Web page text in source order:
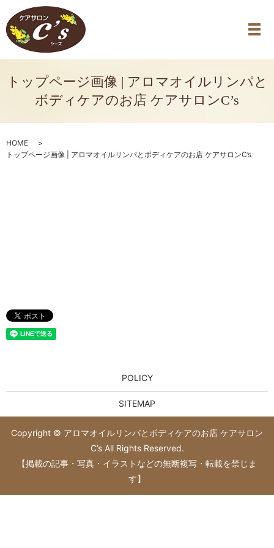
トップページ画像 | アロマオイルリンパと
ボディケアのお店 ケアサロンC’s
HOME
トップページ画像 | アロマオイルリンパとボディケアのお店 ケアサロンC’s
POLICY
SITEMAP
Copyright © アロマオイルリンパとボディケアのお店 ケアサロン
C’s All Rights Reserved.
【掲載の記事・写真・イラストなどの無断複写・転載を禁じま
す】